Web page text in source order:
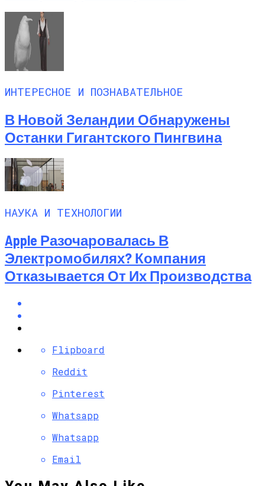
ИНТЕРЕСНОЕ И ПОЗНАВАТЕЛЬНОЕ
В Новой Зеландии Обнаружены
Останки Гигантского Пингвина
НАУКА И ТЕХНОЛОГИИ
Apple Разочаровалась В
Электромобилях? Компания
Отказывается От Их Производства
Flipboard
Reddit
Pinterest
Whatsapp
Whatsapp
Email